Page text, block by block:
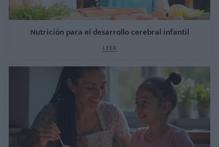
Nutrición para el desarrollo cerebral infantil
LEER